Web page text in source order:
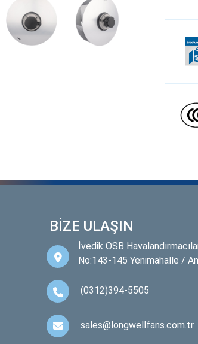
BİZE ULAŞIN
İvedik OSB
No:143-145 Yenimahalle /
(0312)394-5505
sales@longwellfans.com.tr